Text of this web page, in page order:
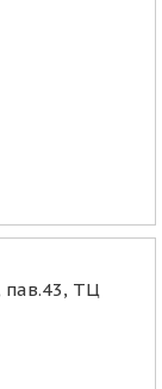
пав.43, ТЦ